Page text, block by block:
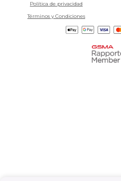
Política de privacidad
Términos y Condiciones